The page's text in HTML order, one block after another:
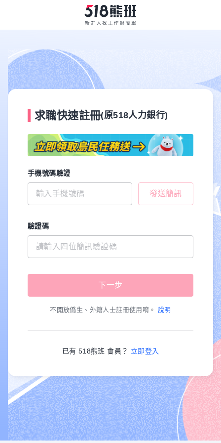
求職快速註冊(原518人力銀行)
手機號碼驗證
發送簡訊
驗證碼
不開放僑生、外籍人士註冊使用唷。 說明
已有 518熊班 會員？ 立即登入